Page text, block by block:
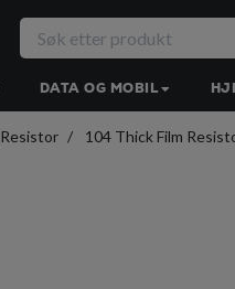
DATA OG MOBIL
Resistor 104 Thick Film